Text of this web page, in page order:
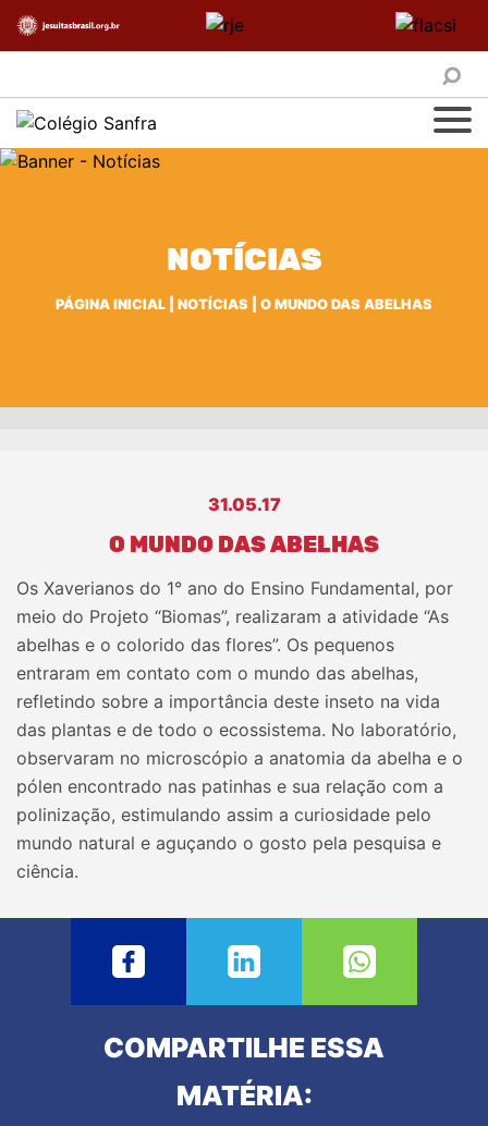
NOTÍCIAS
PÁGINA INICIAL NOTÍCIAS O MUNDO DAS ABELHAS
31.05.17
O MUNDO DAS ABELHAS
Os Xaverianos do 1° ano do Ensino Fundamental, por
meio do Projeto “Biomas”, realizaram a atividade “As
abelhas e o colorido das flores”. Os pequenos
entraram em contato com o mundo das abelhas,
refletindo sobre a importância deste inseto na vida
das plantas e de todo o ecossistema. No laboratório,
observaram no microscópio a anatomia da abelha e o
pólen encontrado nas patinhas e sua relação com a
polinização, estimulando assim a curiosidade pelo
mundo natural e aguçando o gosto pela pesquisa e
ciência.
COMPARTILHE ESSA
MATÉRIA: